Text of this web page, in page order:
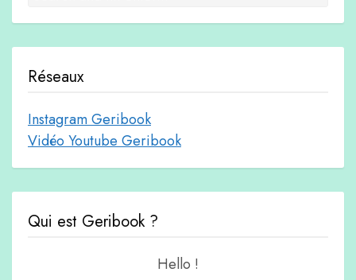
Réseaux
Instagram Geribook
Vidéo Youtube Geribook
Qui est Geribook ?
Hello !